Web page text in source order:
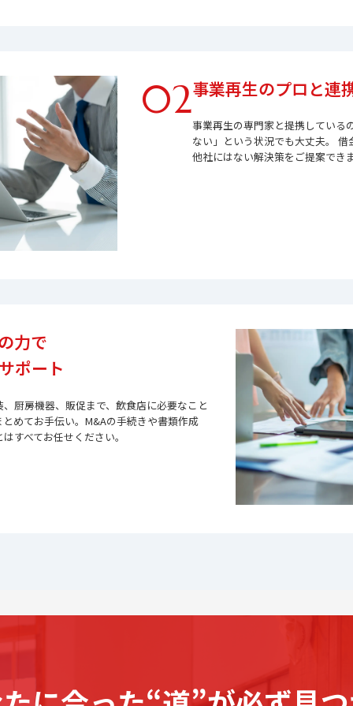
02事業再生のプロと連
事業再生の専門家と提携している
ない」という状況でも大丈夫。
他社にはない解決策をご提案でき
力で
ポート
厨房機器、販促まで、飲食店に必要なこと
めてお手伝い。M&Aの手続きや書類作成
すべてお任せください。